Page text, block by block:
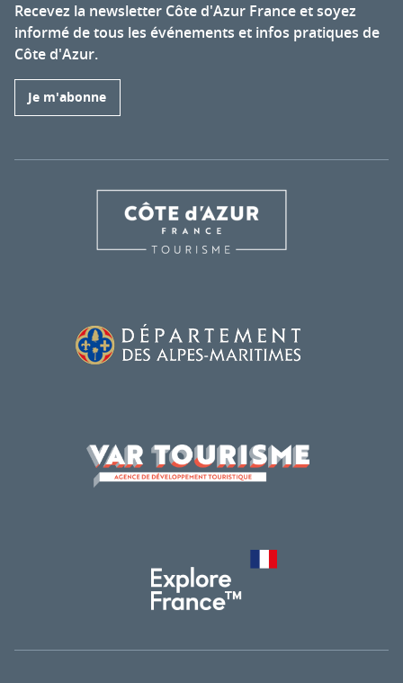
Recevez la newsletter Côte d'Azur France et soyez
informé de tous les événements et infos pratiques de
Côte d'Azur.
Je m'abonne